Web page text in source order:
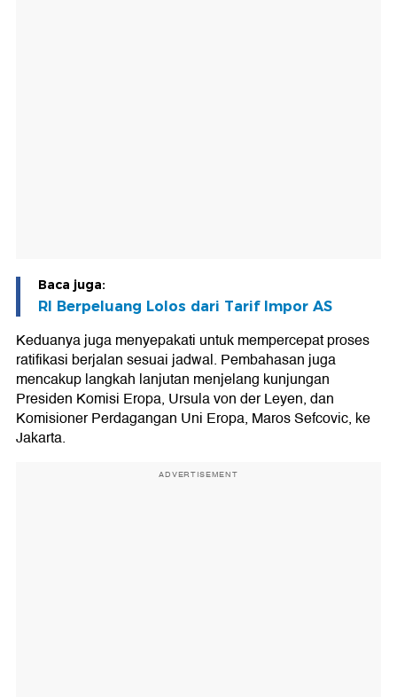
Baca juga:
RI Berpeluang Lolos dari Tarif Impor AS
Keduanya juga menyepakati untuk mempercepat proses
ratifikasi berjalan sesuai jadwal. Pembahasan juga
mencakup langkah lanjutan menjelang kunjungan
Presiden Komisi Eropa, Ursula von der Leyen, dan
Komisioner Perdagangan Uni Eropa, Maros Sefcovic, ke
Jakarta.
ADVERTISEMENT